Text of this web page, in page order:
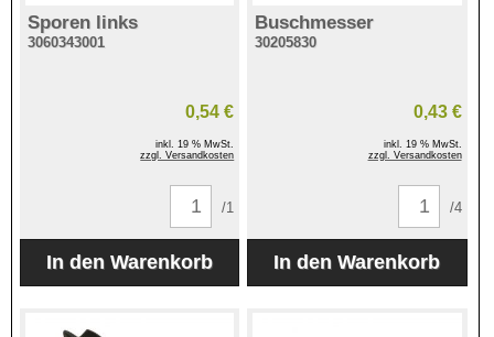
Sporen links
3060343001
0,54 €
inkl. 19 % MwSt.
zzgl. Versandkosten
/1
Buschmesser
30205830
0,43 €
inkl. 19 % MwSt.
zzgl. Versandkosten
/4